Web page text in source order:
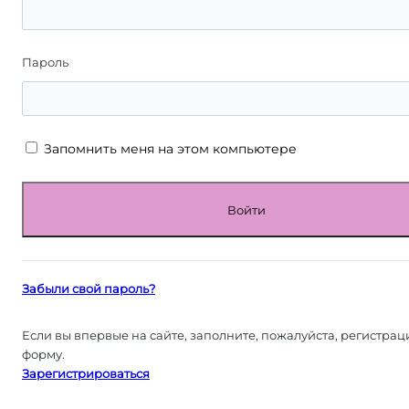
Пароль
Запомнить меня на этом компьютере
Забыли свой пароль?
Если вы впервые на сайте, заполните, пожалуйста,
форму.
Зарегистрироваться